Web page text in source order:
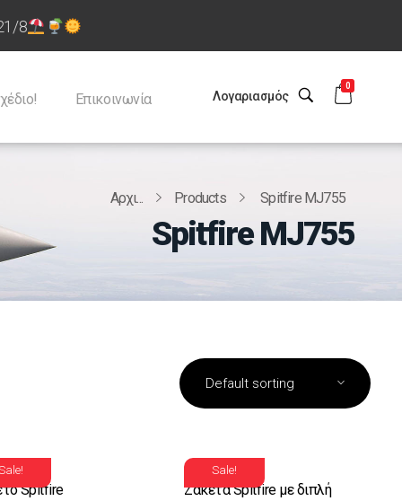
8
Επικοινωνία Λογαριασμός
0
Αρχι... Products Spitfire MJ755
Spitfire MJ755
Spitfire
Sale!
Ζακέτα Spitfire με διπλή